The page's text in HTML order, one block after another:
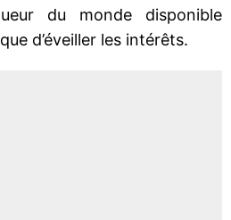
du monde disponible
d’éveiller les intérêts.